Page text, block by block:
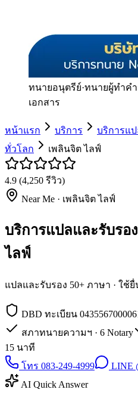
ทนายอนุตรีย์·ทนายผู้ทำค
เอกสาร
หน้าแรก บริการ
บริการแ
ทั่วโลก
เพลินจิต ไลฟ์
4.9 (4,250 รีวิว)
Near Me · เพลินจิต ไลฟ์
บริการแปลและรับรอ
ไลฟ์
แปลและรับรอง 50+ ภาษา · ใช้
DBD ทะเบียน
สภาทนายความฯ · 6 Notary
15 นาที
โทร 083-249-4999
LINE
AI Quick Answer